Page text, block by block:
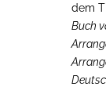
dem
Buch